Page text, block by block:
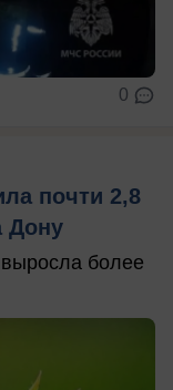
0
почти 2,8
Дону
более